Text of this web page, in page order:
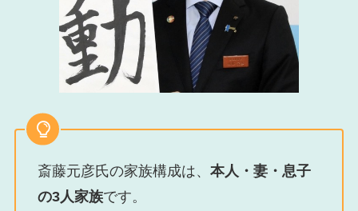
斎藤元彦氏の家族構成は、 本人・妻・息子
の3人家族です。